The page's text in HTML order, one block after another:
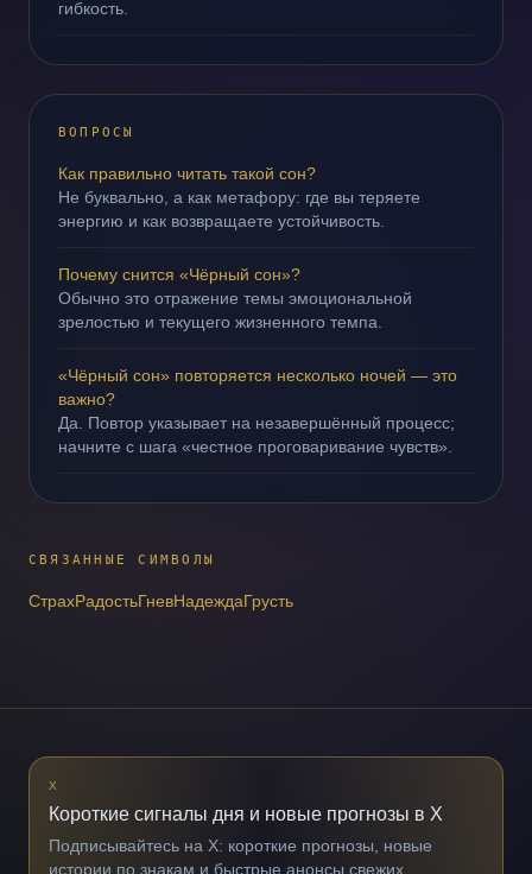
гибкость.
ВОПРОСЫ
Как правильно читать такой сон?
Не буквально, а как метафору: где вы теряете
энергию и как возвращаете устойчивость.
Почему снится «Чёрный сон»?
Обычно это отражение темы эмоциональной
зрелостью и текущего жизненного темпа.
«Чёрный сон» повторяется несколько ночей — это
важно?
Да. Повтор указывает на незавершённый процесс;
начните с шага «честное проговаривание чувств».
СВЯЗАННЫЕ СИМВОЛЫ
СтрахРадостьГневНадеждаГрусть
X
Короткие сигналы дня и новые прогнозы в X
Подписывайтесь на X: короткие прогнозы, новые
истории по знакам и быстрые анонсы свежих